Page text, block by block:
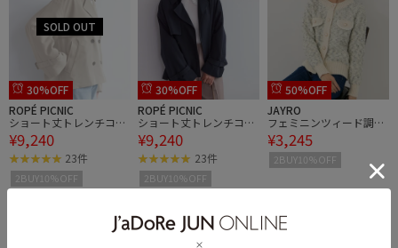
30%OFF
ROPÉ PICNIC
ショート丈トレンチコー
ト/撥水・花粉ガード
¥9,240
23件
2BUY10%OFF
30%OFF
ROPÉ PICNIC
ショート丈トレンチコー
ト/撥水・花粉ガード
¥9,240
23件
2BUY10%OFF
50%OFF
JAYRO
フェミニンツィード調ニ
ットカーディガン
¥3,245
2BUY10%OFF